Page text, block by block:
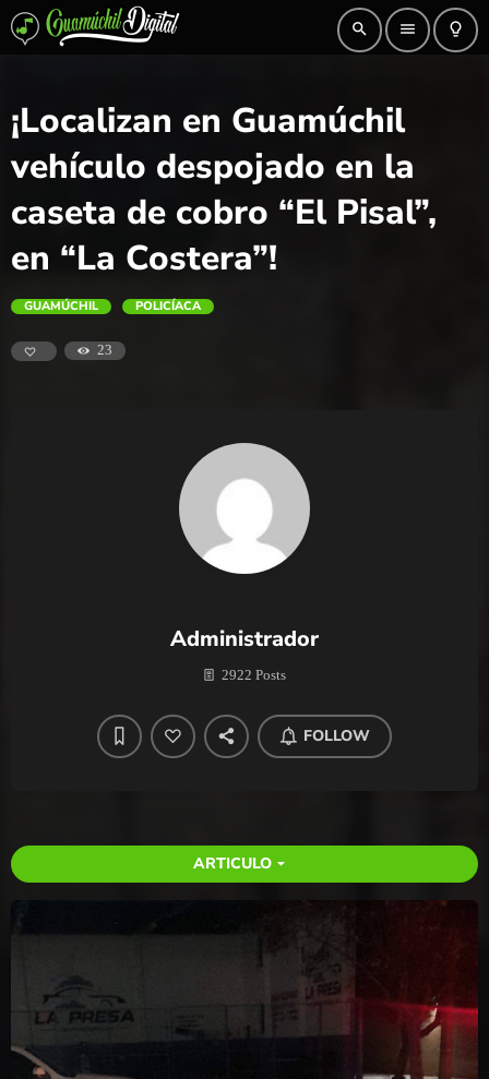
search menu lightbulb_outline
¡Localizan en Guamúchil
vehículo despojado en la
caseta de cobro “El Pisal”,
en “La Costera”!
GUAMÚCHIL POLICÍACA
23
Administrador
2922 Posts
FOLLOW
ARTICULO arrow_drop_down